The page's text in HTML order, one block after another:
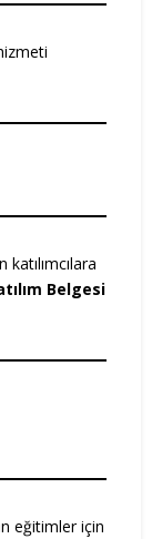
Belgesi
eğitimler için